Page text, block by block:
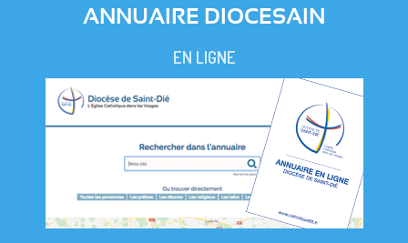
ANNUAIRE DIOCESAIN
EN LIGNE